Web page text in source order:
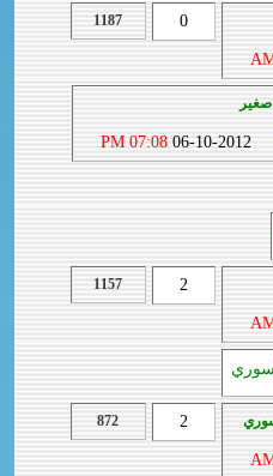
0
1187
06-10-2012
07:08 PM
2
1157
2
872